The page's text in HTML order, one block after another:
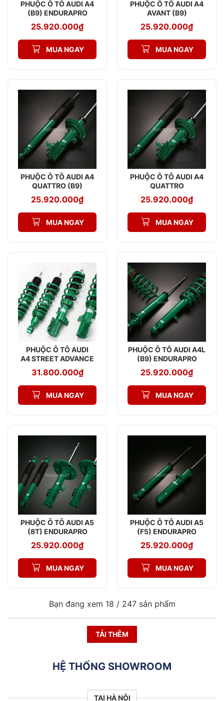
PHUỘC Ô TÔ AUDI A4
(B9) ENDURAPRO
PLUS
25.920.000₫
MUA NGAY
PHUỘC Ô TÔ AUDI A4
AVANT (B9)
ENDURAPRO PLUS
25.920.000₫
MUA NGAY
PHUỘC Ô TÔ AUDI A4
QUATTRO (B9)
ENDURAPRO PLUS
25.920.000₫
MUA NGAY
PHUỘC Ô TÔ AUDI A4
QUATTRO
ENDURAPRO PLUS
25.920.000₫
MUA NGAY
PHUỘC Ô TÔ AUDI
A4 STREET ADVANCE
Z
31.800.000₫
MUA NGAY
PHUỘC Ô TÔ AUDI A4L
(B9) ENDURAPRO
PLUS
25.920.000₫
MUA NGAY
PHUỘC Ô TÔ AUDI A5
(8T) ENDURAPRO
PLUS
25.920.000₫
MUA NGAY
PHUỘC Ô TÔ AUDI A5
(F5) ENDURAPRO
PLUS
25.920.000₫
MUA NGAY
Bạn đang xem 18 / 247sản phẩm
TẢI THÊM
HỆ THỐNG SHOWROOM
TẠI HÀ NỘI